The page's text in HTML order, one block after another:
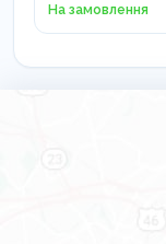
На замовлення